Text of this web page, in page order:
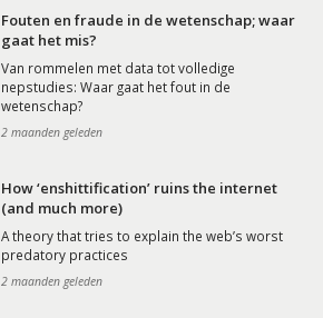
Fouten en fraude in de wetenschap; waar
gaat het mis?
Van rommelen met data tot volledige
nepstudies: Waar gaat het fout in de
wetenschap?
2 maanden geleden
How ‘enshittification’ ruins the internet
(and much more)
A theory that tries to explain the web’s worst
predatory practices
2 maanden geleden